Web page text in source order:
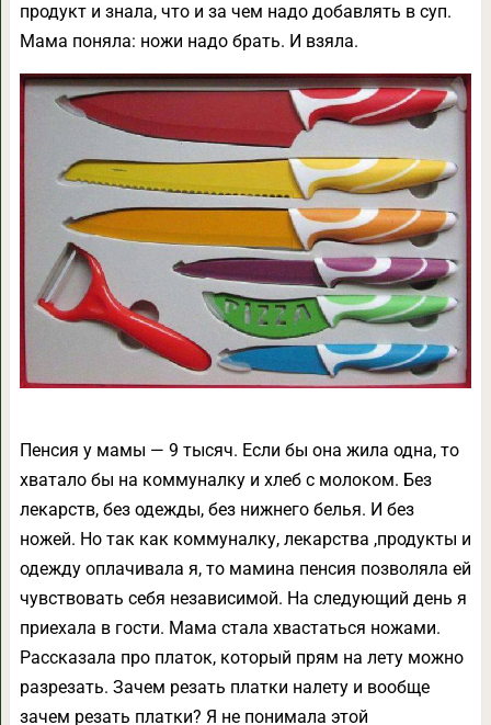
продукт и знала, что и за чем надо добавлять в суп.
Мама поняла: ножи надо брать. И взяла.
Пенсия у мамы — 9 тысяч. Если бы она жила одна, то
хватало бы на коммуналку и хлеб с молоком. Без
лекарств, без одежды, без нижнего белья. И без
ножей. Но так как коммуналку, лекарства ,продукты и
одежду оплачивала я, то мамина пенсия позволяла ей
чувствовать себя независимой. На следующий день я
приехала в гости. Мама стала хвастаться ножами.
Рассказала про платок, который прям на лету можно
разрезать. Зачем резать платки налету и вообще
зачем резать платки? Я не понимала этой